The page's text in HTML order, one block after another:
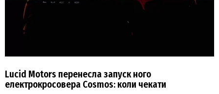
Lucid Motors перенесла запуск ного
електрокросовера Cosmos: коли чекати